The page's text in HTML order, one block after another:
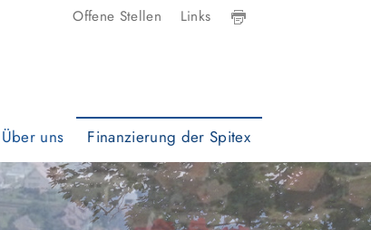
Offene Stellen Links
Über uns Finanzierung der Spitex